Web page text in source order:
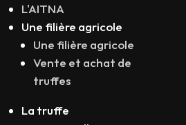
L'AITNA
Une filière agricole
Une filière agricole
Vente et achat de
truffes
La truffe